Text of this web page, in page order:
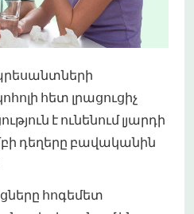
հետ լրացուցիչ
է ունենում լյարդի
դեղերը բավականին
հոգեմետ